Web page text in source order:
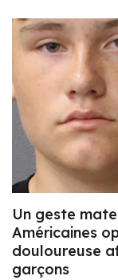
Un geste
Américaines
douloureuse
garçons